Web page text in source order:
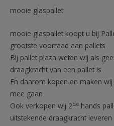
mooie glaspallet
mooie glaspallet koopt u bij
grootste voorraad aan pallets
Bij pallet plaza weten wij als
draagkracht van een pallet is
En daarom kopen en maken
mee gaan
Ook verkopen wij 2de hands
uitstekende draagkracht leveren